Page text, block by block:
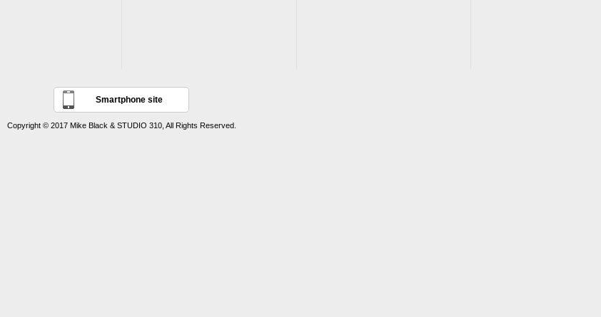
Smartphone site
Copyright © 2017 Mike Black & STUDIO 310, All Rights Reserved.